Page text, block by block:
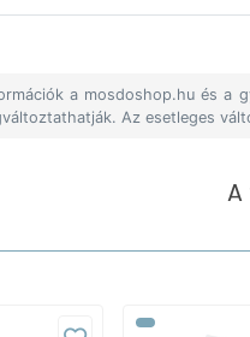
a mosdoshop.hu és a
Az esetleges